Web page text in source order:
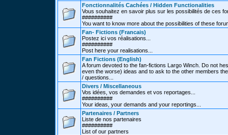
Fonctionnalités Cachées / Hidden Functionalities
Vous souhaitez en savoir plus sur les possibilités de ces
##########
You want to know more about the possibilities of these
Fan- Fictions (Francais)
Postez ici vos réalisations...
##########
Post here your realisations...
Fan Fictions (English)
A forum devoted to the fan-fictions Largo Winch. Do not
even the worse) ideas and to ask to the other members
/ questions...
Divers / Miscellaneous
Vos idées, vos demandes et vos reportages...
##########
Your ideas, your demands and your reportings...
Partenaires / Partners
Liste de nos partenaires
##########
List of our partners